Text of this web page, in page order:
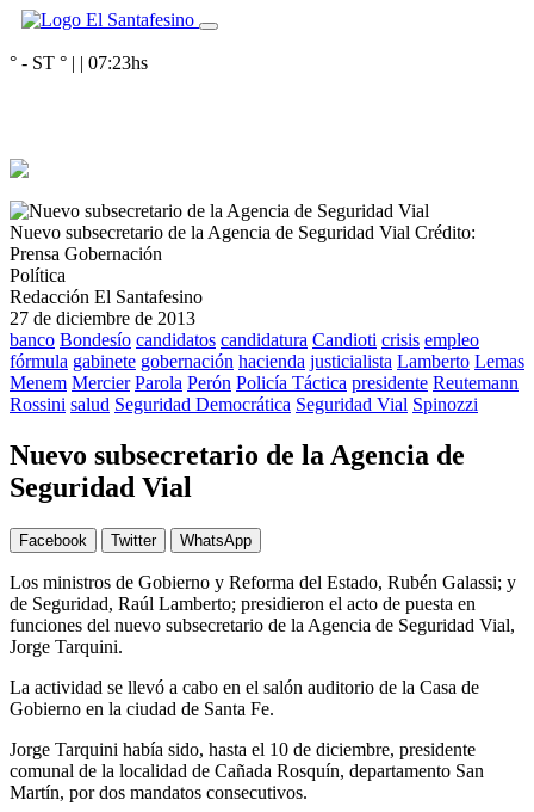
° - ST ° | | 07:23hs
Nuevo subsecretario de la Agencia de Seguridad Vial Crédito:
Prensa Gobernación
Política
Redacción El Santafesino
27 de diciembre de 2013
banco Bondesío candidatos candidatura Candioti crisis empleo
fórmula gabinete gobernación hacienda justicialista Lamberto Lemas
Menem Mercier Parola Perón Policía Táctica presidente Reutemann
Rossini salud Seguridad Democrática Seguridad Vial Spinozzi
Nuevo subsecretario de la Agencia de
Seguridad Vial
Facebook Twitter WhatsApp
Los ministros de Gobierno y Reforma del Estado, Rubén Galassi; y
de Seguridad, Raúl Lamberto; presidieron el acto de puesta en
funciones del nuevo subsecretario de la Agencia de Seguridad Vial,
Jorge Tarquini.
La actividad se llevó a cabo en el salón auditorio de la Casa de
Gobierno en la ciudad de Santa Fe.
Jorge Tarquini había sido, hasta el 10 de diciembre, presidente
comunal de la localidad de Cañada Rosquín, departamento San
Martín, por dos mandatos consecutivos.